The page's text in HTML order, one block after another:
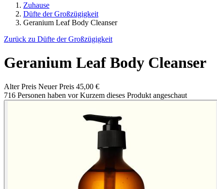
Zuhause
Düfte der Großzügigkeit
Geranium Leaf Body Cleanser
Zurück zu Düfte der Großzügigkeit
Geranium Leaf Body Cleanser
Alter Preis Neuer Preis 45,00 €
716 Personen haben vor Kurzem dieses Produkt angeschaut